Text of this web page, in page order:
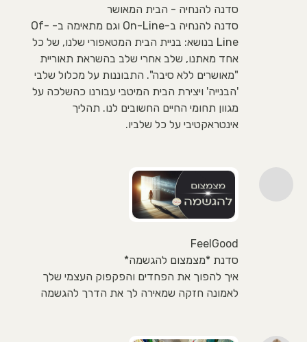
סדנה להנחיה - הבית המאושר
סדנה להנחיה ב-On-Line וגם מתאימה ב- Of-
Line בנושא: בניית הבית המטאפורי שלנו, של כל
אחד מאתנו, שלב אחרי שלב בהשראת תאוריית
"מאושרים ללא סיבה". התבוננות על מכלול שלבי
'הבנייה' ויצירת הבית המיטבי עבורנו כהשלכה על
מגוון תחומי החיים החשובים לנו. תהליך
אינטראקטיבי על כל שלביו.
FeelGood
סדנת *מצמצום להגשמה*
איך להפוך את הפחדים והפקפוק העצמי שלך
לאמונה חזקה שמאירה לך את הדרך להגשמה